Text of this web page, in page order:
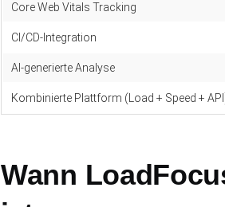
Core Web Vitals Tracking
CI/CD-Integration
AI-generierte Analyse
Kombinierte Plattform (Load + Speed +
Wann